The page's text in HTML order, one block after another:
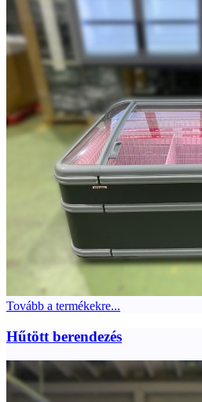
Tovább a termékekre...
Hűtött berendezés